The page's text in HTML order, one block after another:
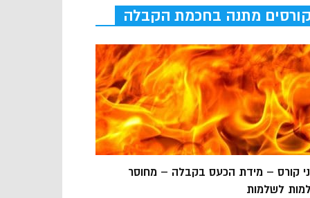
קורסים מתנה בחכמת הקבלה
קורס – מידת הכעס בקבלה – מחוסר
לשלמות